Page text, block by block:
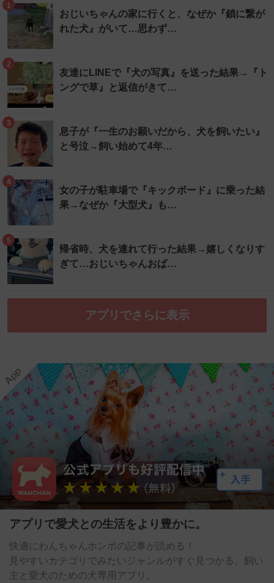
1
おじいちゃんの家に行くと、なぜか『鎖に繋が
れた犬』がいて…思わず…
2
友達にLINEで『犬の写真』を送った結果→『ト
ングで草』と返信がきて…
3
息子が『一生のお願いだから、犬を飼いたい』
と号泣→飼い始めて4年…
4
女の子が駐車場で『キックボード』に乗った結
果→なぜか『大型犬』も…
5
帰省時、犬を連れて行った結果→嬉しくなりす
ぎて…おじいちゃんおば…
アプリでさらに表示
アプリで愛犬との生活をより豊かに。
快適にわんちゃんホンポの記事が読める！
見やすいカテゴリでみたいジャンルがすぐ見つかる。飼い
主と愛犬のための犬専用アプリ。